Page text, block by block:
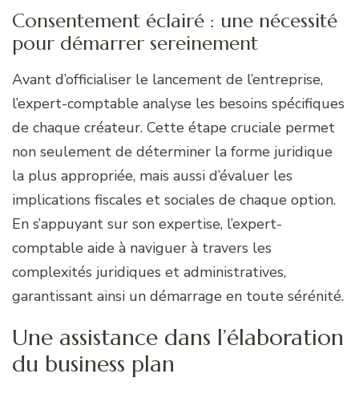
Consentement éclairé : une nécessité
pour démarrer sereinement
Avant d’officialiser le lancement de l’entreprise,
l’expert-comptable analyse les besoins spécifiques
de chaque créateur. Cette étape cruciale permet
non seulement de déterminer la forme juridique
la plus appropriée, mais aussi d’évaluer les
implications fiscales et sociales de chaque option.
En s’appuyant sur son expertise, l’expert-
comptable aide à naviguer à travers les
complexités juridiques et administratives,
garantissant ainsi un démarrage en toute sérénité.
Une assistance dans l’élaboration
du business plan